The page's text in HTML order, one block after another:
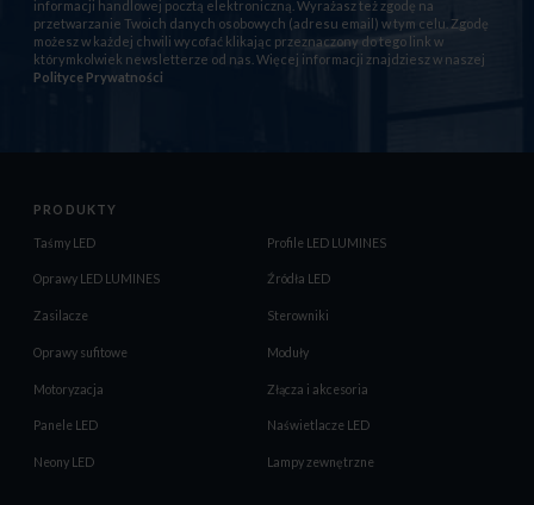
informacji handlowej pocztą elektroniczną. Wyrażasz też zgodę na
przetwarzanie Twoich danych osobowych (adresu email) w tym celu. Zgodę
możesz w każdej chwili wycofać klikając przeznaczony do tego link w
którymkolwiek newsletterze od nas. Więcej informacji znajdziesz w naszej
Polityce Prywatności
PRODUKTY
Taśmy LED Profile LED LUMINES
Oprawy LED LUMINES Źródła LED
Zasilacze Sterowniki
Oprawy sufitowe Moduły
Motoryzacja Złącza i akcesoria
Panele LED Naświetlacze LED
Neony LED Lampy zewnętrzne